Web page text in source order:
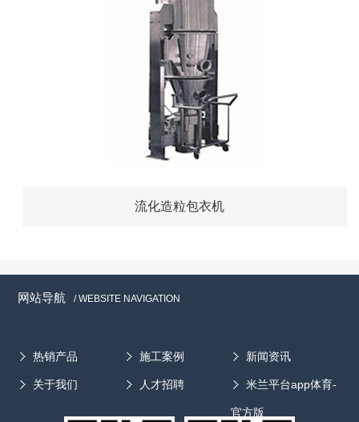
流化造粒包衣机
网站导航 / WEBSITE NAVIGATION
热销产品 施工案例 新闻资讯
关于我们 人才招聘 米兰平台app体育-
官方版